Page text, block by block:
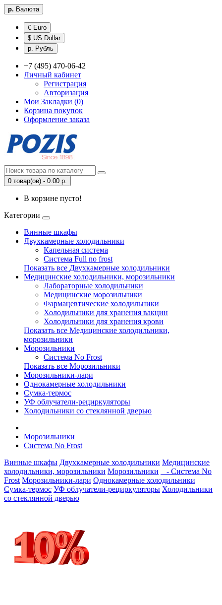
р. Валюта
€ Euro
$ US Dollar
р. Рубль
+7 (495) 470-06-42
Личный кабинет
Регистрация
Авторизация
Мои Закладки (0)
Корзина покупок
Оформление заказа
0 товар(ов) - 0.00 р.
В корзине пусто!
Категории
Винные шкафы
Двухкамерные холодильники
Капельная система
Система Full no frost
Показать все Двухкамерные холодильники
Медицинские холодильники, морозильники
Лабораторные холодильники
Медицинские морозильники
Фармацевтические холодильники
Холодильники для хранения вакцин
Холодильники для хранения крови
Показать все Медицинские холодильники,
морозильники
Морозильники
Система No Frost
Показать все Морозильники
Морозильники-лари
Однокамерные холодильники
Сумка-термос
УФ облучатели-рециркуляторы
Холодильники со стеклянной дверью
Морозильники
Система No Frost
Винные шкафы Двухкамерные холодильники Медицинские
холодильники, морозильники Морозильники
- Система No
Frost Морозильники-лари Однокамерные холодильники
Сумка-термос УФ облучатели-рециркуляторы Холодильники
со стеклянной дверью